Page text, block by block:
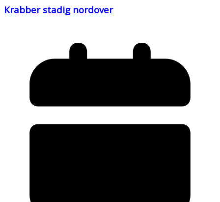
Krabber stadig nordover